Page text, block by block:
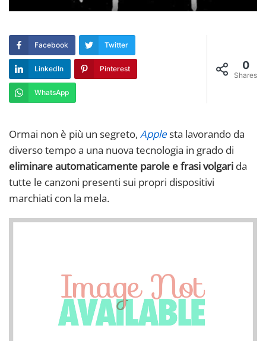
0
Shares
Facebook Twitter
LinkedIn Pinterest
WhatsApp
Ormai non è più un segreto, Applesta lavorando da
diverso tempo a una nuova tecnologia in grado di
eliminare automaticamente parole e frasi volgari da
tutte le canzoni presenti sui propri dispositivi
marchiati con la mela.